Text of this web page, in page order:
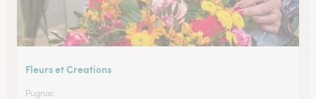
Fleurs et Creations
Pugnac